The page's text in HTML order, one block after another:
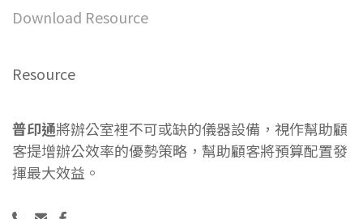
Download Resource
Resource
普印通將辦公室裡不可或缺的儀器設備，視作幫助顧
客提增辦公效率的優勢策略，幫助顧客將預算配置發
揮最大效益。